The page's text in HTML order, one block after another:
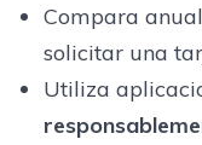
Compara
solicitar una
Utiliza